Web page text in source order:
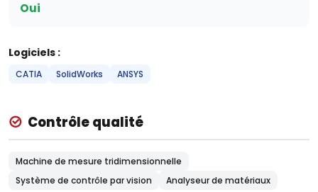
Oui
Logiciels :
CATIA SolidWorks ANSYS
Contrôle qualité
Machine de mesure tridimensionnelle
Système de contrôle par vision
Analyseur de matériaux